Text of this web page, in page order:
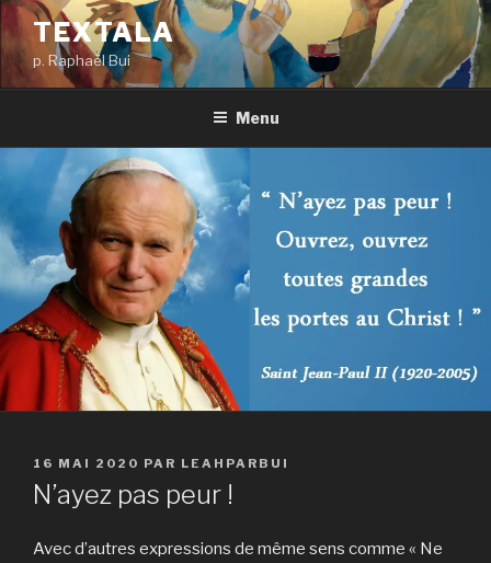
Aller
au
contenu
principal
TEXTALA
p. Raphaël Bui
Menu
PUBLIÉ
LE
16 MAI 2020 PAR LEAHPARBUI
N’ayez pas peur !
Avec d’autres expressions de même sens comme « Ne